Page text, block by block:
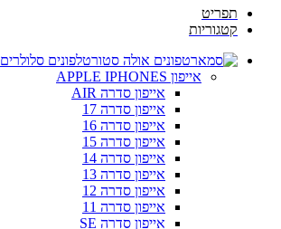
תפריט
קטגוריות
טלפונים סלולרים
אייפון APPLE IPHONES
אייפון סדרה AIR
אייפון סדרה 17
אייפון סדרה 16
אייפון סדרה 15
אייפון סדרה 14
אייפון סדרה 13
אייפון סדרה 12
אייפון סדרה 11
אייפון סדרה SE